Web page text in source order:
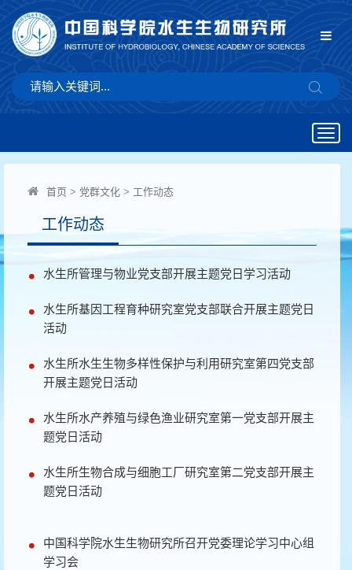
首页 > 党群文化 > 工作动态
工作动态
水生所管理与物业党支部开展主题党日学习活动
水生所基因工程育种研究室党支部联合开展主题党日
活动
水生所水生生物多样性保护与利用研究室第四党支部
开展主题党日活动
水生所水产养殖与绿色渔业研究室第一党支部开展主
题党日活动
水生所生物合成与细胞工厂研究室第二党支部开展主
题党日活动
中国科学院水生生物研究所召开党委理论学习中心组
学习会